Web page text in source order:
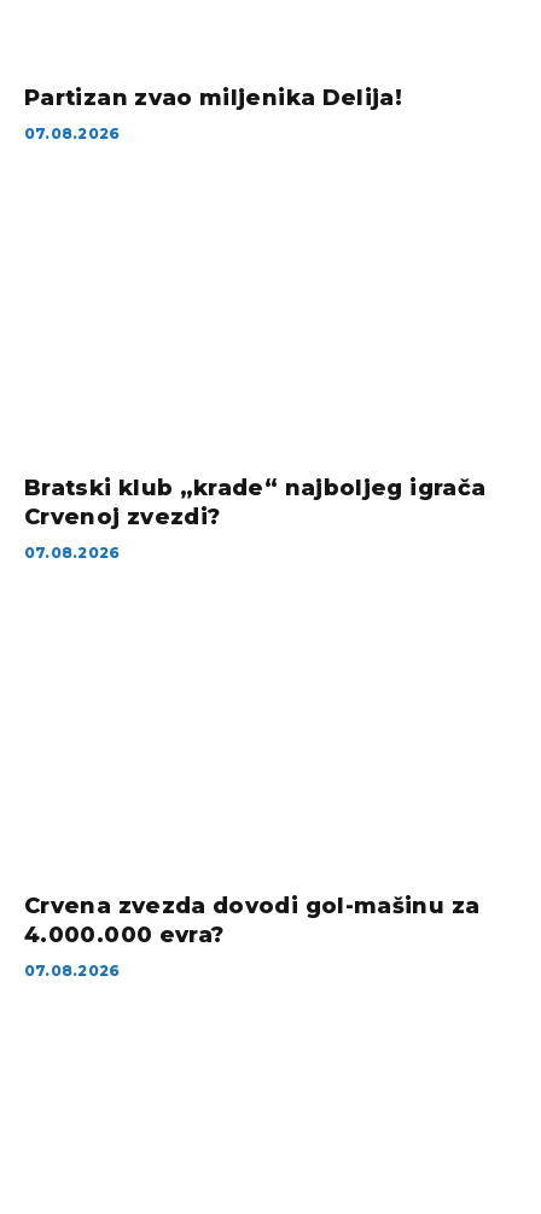
Partizan zvao miljenika Delija!
07.08.2026
Bratski klub „krade“ najboljeg igrača
Crvenoj zvezdi?
07.08.2026
Crvena zvezda dovodi gol-mašinu za
4.000.000 evra?
07.08.2026